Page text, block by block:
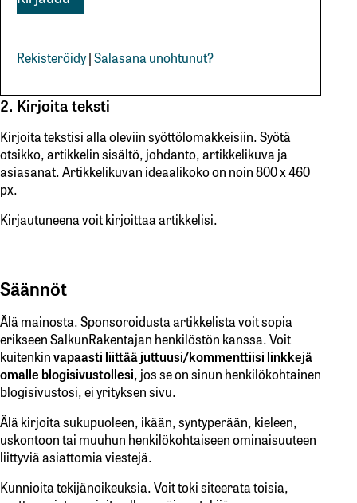
Rekisteröidy|Salasana unohtunut?
2. Kirjoita teksti
Kirjoita tekstisi alla oleviin syöttölomakkeisiin. Syötä
otsikko, artikkelin sisältö, johdanto, artikkelikuva ja
asiasanat. Artikkelikuvan ideaalikoko on noin 800 x 460
px.
Kirjautuneena voit kirjoittaa artikkelisi.
Säännöt
Älä mainosta. Sponsoroidusta artikkelista voit sopia
erikseen SalkunRakentajan henkilöstön kanssa. Voit
kuitenkinvapaasti liittää juttuusi/kommenttiisi linkkejä
omalle blogisivustollesi, jos se on sinun henkilökohtainen
blogisivustosi, ei yrityksen sivu.
Älä kirjoita sukupuoleen, ikään, syntyperään, kieleen,
uskontoon tai muuhun henkilökohtaiseen ominaisuuteen
liittyviä asiattomia viestejä.
Kunnioita tekijänoikeuksia. Voit toki siteerata toisia,